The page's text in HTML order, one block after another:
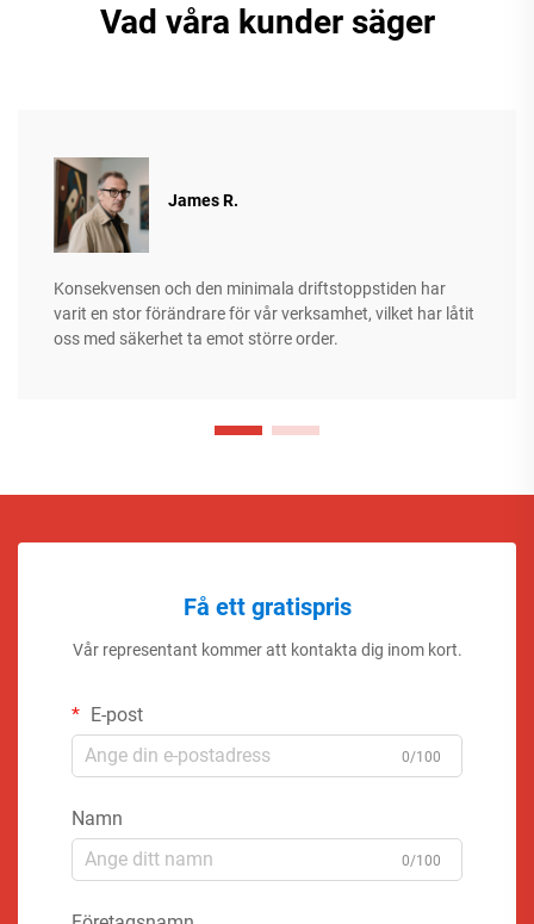
Vad våra kunder säger
James R.
Konsekvensen och den minimala driftstoppstiden har
varit en stor förändrare för vår verksamhet, vilket har låtit
oss med säkerhet ta emot större order.
Få ett gratispris
Vår representant kommer att kontakta dig inom kort.
E-post
0/100
Namn
0/100